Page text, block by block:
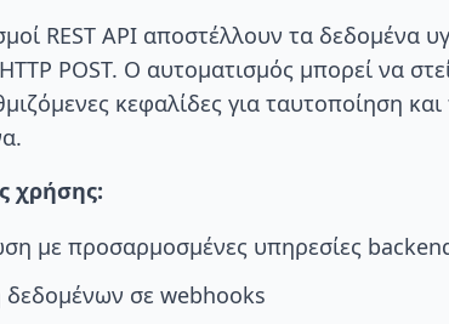
REST API αποστέλλουν τα δεδομένα
POST. Ο αυτοματισμός μπορεί να
κεφαλίδες για ταυτοποίηση
χρήσης:
με προσαρμοσμένες υπηρεσίες
σε webhooks